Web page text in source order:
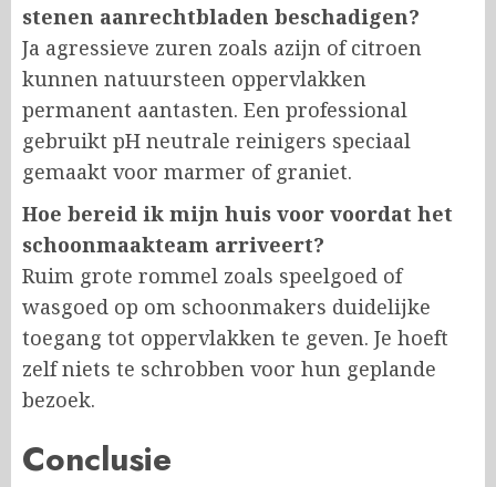
stenen aanrechtbladen beschadigen?
Ja agressieve zuren zoals azijn of citroen
kunnen natuursteen oppervlakken
permanent aantasten. Een professional
gebruikt pH neutrale reinigers speciaal
gemaakt voor marmer of graniet.
Hoe bereid ik mijn huis voor voordat het
schoonmaakteam arriveert?
Ruim grote rommel zoals speelgoed of
wasgoed op om schoonmakers duidelijke
toegang tot oppervlakken te geven. Je hoeft
zelf niets te schrobben voor hun geplande
bezoek.
Conclusie